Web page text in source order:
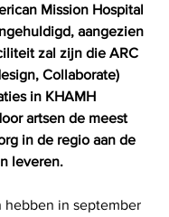
Mission Hospital
aangezien
zal zijn die ARC
Collaborate)
in KHAMH
artsen de meest
in de regio aan de
leveren.
hebben in september